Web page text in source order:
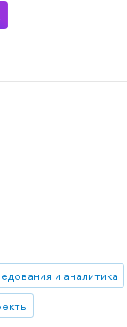
и аналитика